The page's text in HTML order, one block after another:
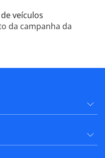
veículos
da campanha da